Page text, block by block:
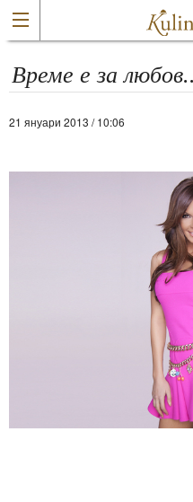
Време е за
21 януари 2013 / 10:06